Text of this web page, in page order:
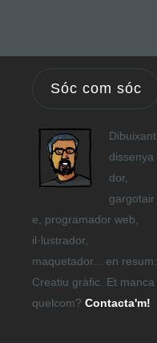
Sóc com sóc
Dibuixant,
dissenya
dor,
gargotair
e, programador web,
il·lustrador,
maquetador... en resum:
Creatiu gràfic. Et manca
quelcom? Contacta'm!